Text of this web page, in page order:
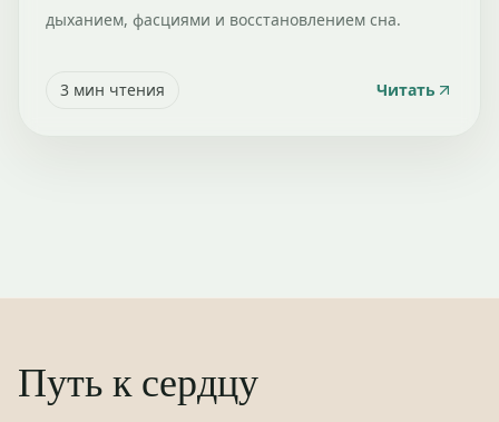
дыханием, фасциями и восстановлением сна.
3 мин чтения Читать
Путь к сердцу